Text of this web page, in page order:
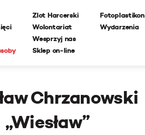
Zlot Harcerski
Wolontariat
Wesprzyj nas
Sklep on-line
Fotoplastikon
Wydarzenia
Chrzanowski
„Wiesław”